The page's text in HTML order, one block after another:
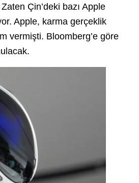
Çin’deki bazı Apple
Apple, karma gerçeklik
vermişti. Bloomberg’e göre